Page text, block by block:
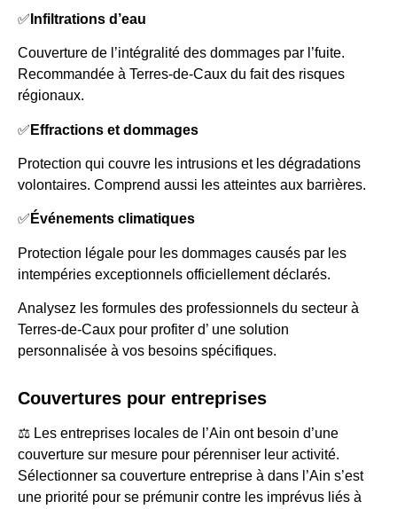
✅ Infiltrations d’eau
Couverture de l’intégralité des dommages par l’fuite.
Recommandée à Terres-de-Caux du fait des risques
régionaux.
✅ Effractions et dommages
Protection qui couvre les intrusions et les dégradations
volontaires. Comprend aussi les atteintes aux barrières.
✅ Événements climatiques
Protection légale pour les dommages causés par les
intempéries exceptionnels officiellement déclarés.
Analysez les formules des professionnels du secteur à
Terres-de-Caux pour profiter d’ une solution
personnalisée à vos besoins spécifiques.
Couvertures pour entreprises
⚖️ Les entreprises locales de l’Ain ont besoin d’une
couverture sur mesure pour pérenniser leur activité.
Sélectionner sa couverture entreprise à dans l’Ain s’est
une priorité pour se prémunir contre les imprévus liés à